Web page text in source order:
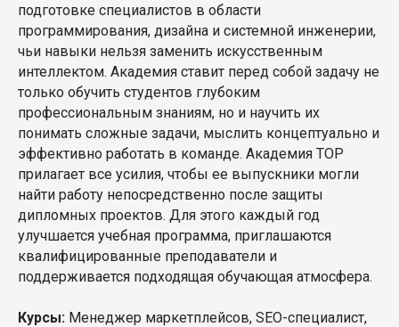
подготовке специалистов в области
программирования, дизайна и системной инженерии,
чьи навыки нельзя заменить искусственным
интеллектом. Академия ставит перед собой задачу не
только обучить студентов глубоким
профессиональным знаниям, но и научить их
понимать сложные задачи, мыслить концептуально и
эффективно работать в команде. Академия TOP
прилагает все усилия, чтобы ее выпускники могли
найти работу непосредственно после защиты
дипломных проектов. Для этого каждый год
улучшается учебная программа, приглашаются
квалифицированные преподаватели и
поддерживается подходящая обучающая атмосфера.
Курсы: Менеджер маркетплейсов, SEO-специалист,